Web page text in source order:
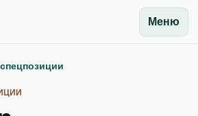
Меню